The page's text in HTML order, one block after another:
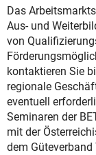
Das
Aus- und
von
kontaktieren Sie
regionale
eventuell
Seminaren der
mit der
dem